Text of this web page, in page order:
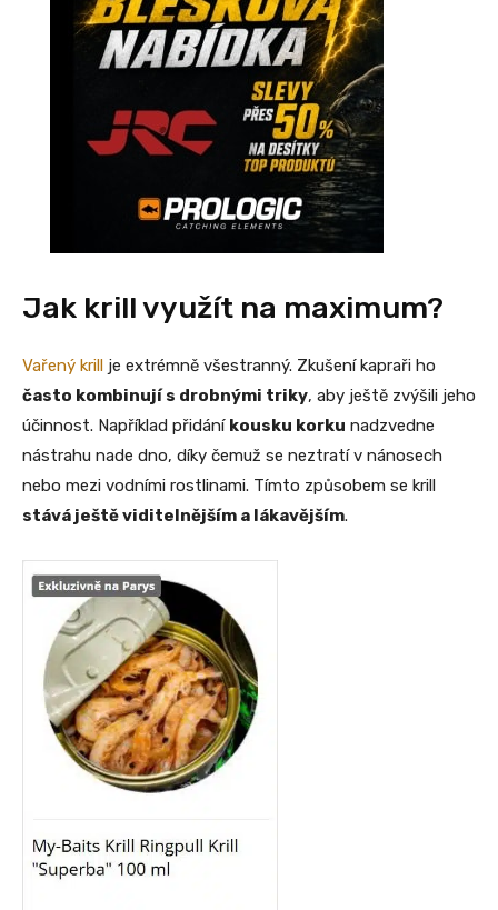
Jak krill využít na maximum?
Vařený krill je extrémně všestranný. Zkušení kapraři ho
často kombinují s drobnými triky, aby ještě zvýšili jeho
účinnost. Například přidání kousku korku nadzvedne
nástrahu nade dno, díky čemuž se neztratí v nánosech
nebo mezi vodními rostlinami. Tímto způsobem se krill
stává ještě viditelnějším a lákavějším.